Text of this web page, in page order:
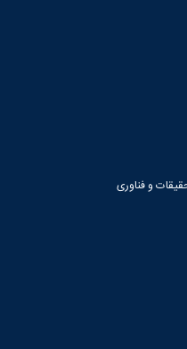
و فناوری